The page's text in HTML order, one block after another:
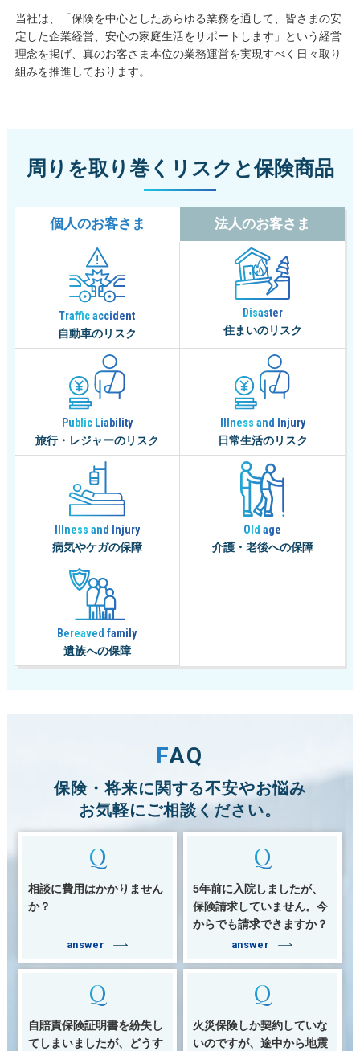
当社は、「保険を中心としたあらゆる業務を通して、皆さまの安
定した企業経営、安心の家庭生活をサポートします」という経営
理念を掲げ、真のお客さま本位の業務運営を実現すべく日々取り
組みを推進しております。
周りを取り巻くリスクと保険商品
個人のお客さま 法人のお客さま
Traffic accident
自動車のリスク
Disaster
住まいのリスク
Public Liability
旅行・レジャーのリスク
Illness and Injury
日常生活のリスク
Illness and Injury
病気やケガの保障
Old age
介護・老後への保障
Bereaved family
遺族への保障
FAQ
保険・将来に関する不安やお悩み
お気軽にご相談ください。
Q
相談に費用はかかりません
か？
answer
Q
5年前に入院しましたが、
保険請求していません。今
からでも請求できますか？
answer
Q
自賠責保険証明書を紛失し
てしまいましたが、どうす
Q
火災保険しか契約していな
いのですが、途中から地震